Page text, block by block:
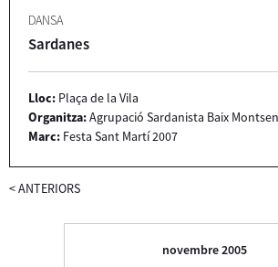
DANSA
Sardanes
Lloc: Plaça de la Vila
Organitza:Agrupació Sardanista Baix
Marc: Festa Sant Martí 2007
<ANTERIORS
novembre 2005